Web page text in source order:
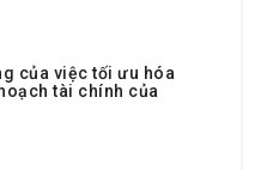
của việc tối ưu hóa
tài chính của